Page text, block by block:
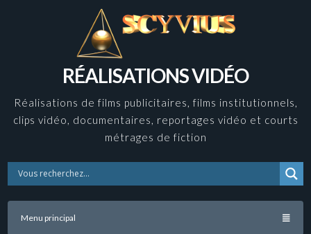
RÉALISATIONS VIDÉO
Réalisations de films publicitaires, films institutionnels,
clips vidéo, documentaires, reportages vidéo et courts
métrages de fiction
Menu principal